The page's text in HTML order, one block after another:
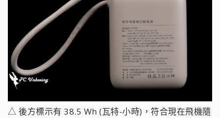
△ 後方標示有 38.5 Wh (瓦特-小時)，符合現在飛機隨